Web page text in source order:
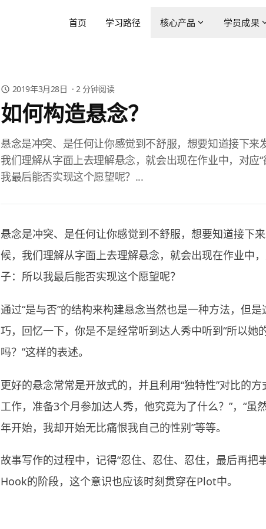
首页 学习路径 核心产品 学员成果
2019年3月28日 ·2分钟阅读
如何构造悬念？
悬念是冲突、是任何让你感觉到不舒服，想要知道接下来
我们理解从字面上去理解悬念，就会出现在作业中，对应
我最后能否实现这个愿望呢？...
悬念是冲突、是任何让你感觉到不舒服，想要知道接下
候，我们理解从字面上去理解悬念，就会出现在作业中
子：所以我最后能否实现这个愿望呢？
通过“是与否”的结构来构建悬念当然也是一种方法，但
巧，回忆一下，你是不是经常听到达人秀中听到“所以她
吗？”这样的表述。
更好的悬念常常是开放式的，并且利用“独特性”对比的
工作，准备3个月参加达人秀，他究竟为了什么？”，“虽
年开始，我却开始无比痛恨我自己的性别”等等。
故事写作的过程中，记得“忍住、忍住、忍住，最后再把
Hook的阶段，这个意识也应该时刻贯穿在Plot中。